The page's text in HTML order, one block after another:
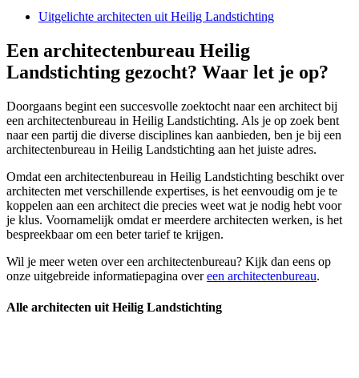
Uitgelichte architecten uit Heilig Landstichting
Een architectenbureau Heilig
Landstichting gezocht? Waar let je op?
Doorgaans begint een succesvolle zoektocht naar een architect bij
een architectenbureau in Heilig Landstichting. Als je op zoek bent
naar een partij die diverse disciplines kan aanbieden, ben je bij een
architectenbureau in Heilig Landstichting aan het juiste adres.
Omdat een architectenbureau in Heilig Landstichting beschikt over
architecten met verschillende expertises, is het eenvoudig om je te
koppelen aan een architect die precies weet wat je nodig hebt voor
je klus. Voornamelijk omdat er meerdere architecten werken, is het
bespreekbaar om een beter tarief te krijgen.
Wil je meer weten over een architectenbureau? Kijk dan eens op
onze uitgebreide informatiepagina overeen architectenbureau.
Alle architecten uit Heilig Landstichting